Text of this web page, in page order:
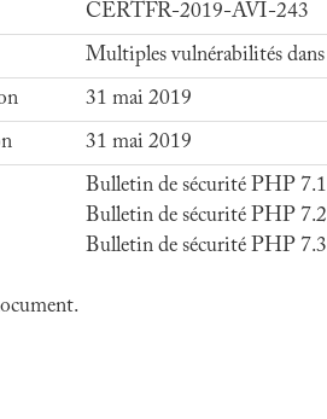
CERTFR-2019-AVI-243
Multiples vulnérabilités
31 mai 2019
31 mai 2019
Bulletin de sécurité PHP
Bulletin de sécurité PHP
Bulletin de sécurité PHP